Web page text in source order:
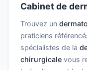
Cabinet de
Trouvez un
praticiens
spécialistes de la
chirurgicale vous